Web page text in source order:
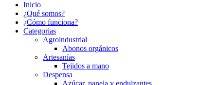
Inicio
¿Qué somos?
¿Cómo funciona?
Categorías
Agroindustrial
Abonos orgánicos
Artesanías
Tejidos a mano
Despensa